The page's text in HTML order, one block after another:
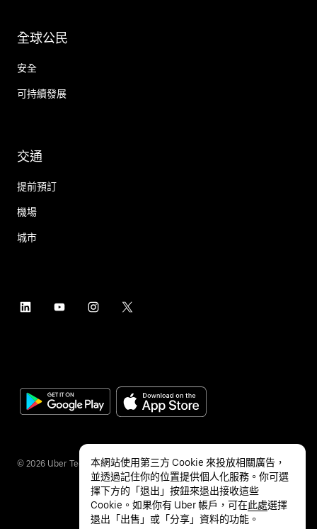
全球公民
安全
可持續發展
交通
提前預訂
機場
城市
© 2026 Uber Technologies Inc.
本網站使用第三方 Cookie 來投放相關廣告，
並透過記住你的位置提供個人化服務。你可選
擇下方的「退出」按鈕來退出接收這些
Cookie。如果你有 Uber 帳戶，可在此處選擇
退出「出售」或「分享」資料的功能。